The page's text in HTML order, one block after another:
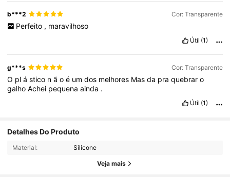
b***2 Cor: Transparente
Perfeito , maravilhoso
Útil (1)
g***s Cor: Transparente
O plástico nãoé umdos melhores Masda praquebraro
galhoAchei pequenaainda .
Útil (1)
Detalhes Do Produto
Material: Silicone
Veja mais
4,79 26 Seguidores